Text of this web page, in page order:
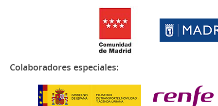
Colaboradores especiales: